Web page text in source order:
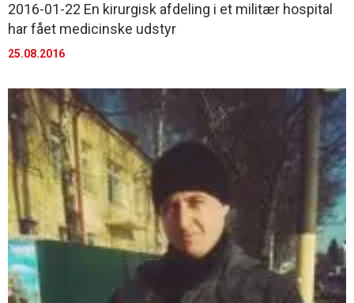
2016-01-22 En kirurgisk afdeling i et militær hospital
har fået medicinske udstyr
25.08.2016